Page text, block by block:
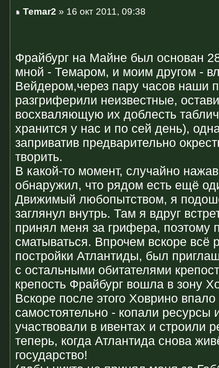
Temar2 » 16 окт 2011, 09:38
Фрайбург на Майне был основан
мной - Темаром, и моим другом -
Вейдером,через пару часов наши
разгриферили неизвестные,
восхваляющую их доблесть
хранится у нас и по сей день),
заприватив предварительно
творить.
В какой-то момент, случайно
обнаружил, что рядом есть ещё
Движимый любопытством, я
заглянул внутрь. Там я вдруг
принял меня за грифера, поэтому
сматываться. Впрочем вскоре всё
постройки Атлантиды, был
с остальными обитателями
крепость Фрайбург вошла в зону
Вскоре после этого Ховрино
самостоятельно - копали ресурсы
участвовали в ивентах и строили
теперь, когда Атлантида снова
государство!